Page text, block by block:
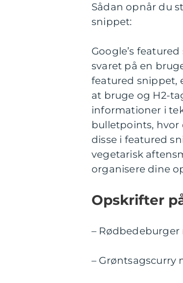
Sådan opnår du
snippet:
Google’s
svaret på en
featured snippet,
at bruge og H2-
informationer i
bulletpoints, hvor
disse i featured
vegetarisk
organisere dine
Opskrifter
–
–